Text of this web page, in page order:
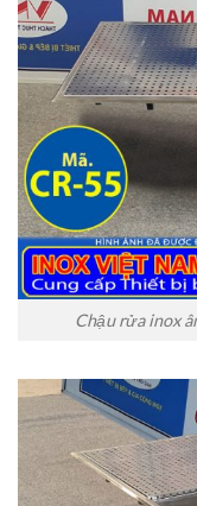
Chậu rửa inox